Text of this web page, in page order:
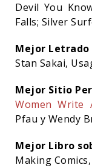
Devil You
Falls; Silver
Mejor Letrado
Stan Sakai,
Mejor Sitio
Women Write
Pfau y Wendy
Mejor Libro
Making